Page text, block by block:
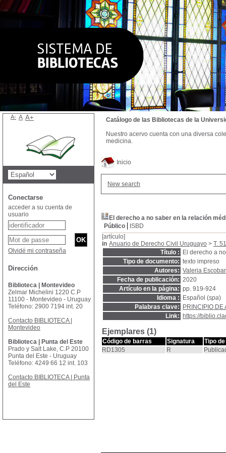
Inicio
New search
El derecho a no saber en la relación
Público
ISBD
[artículo]
in Anuario de Derecho Civil Uruguayo > T.
Título :
El derecho a
Tipo de documento: texto impreso
Autores: Valeria
Fecha de publicación: 2020
Artículo en la página: pp. 919-924
Idioma :
Español (spa)
Palabras clave:
PRINCIPIO DE
Link:
https://
Ejemplares (1)
Código de barras Signatura
Tipo
RD1305
R
Catálogo de las Bibliotecas de la
Nuestro acervo cuenta con una diversa
medicina.
A- A A+
Conectarse
acceder a su cuenta de
usuario
Olvidé mi contraseña
Dirección
Biblioteca | Montevideo
Zelmar Michelini 1220 C.P
11100 - Montevideo - Uruguay
Teléfono: 2900 7194 int. 20
Contacto BIBLIOTECA |
Montevideo
Biblioteca | Punta del Este
Prado y Salt Lake, C.P 20100
Punta del Este - Uruguay
Teléfono: 4249 66 12 int. 103
Contacto BIBLIOTECA | Punta
del Este